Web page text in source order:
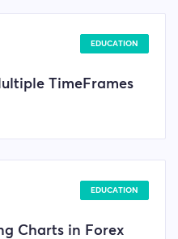
EDUCATION
TimeFrames
EDUCATION
Charts in Forex